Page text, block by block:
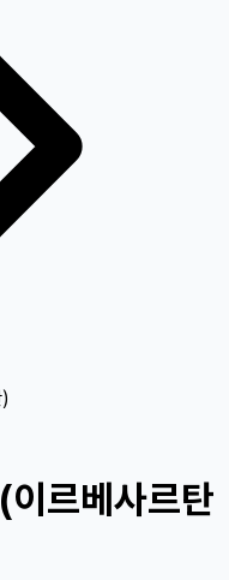
르베사르탄